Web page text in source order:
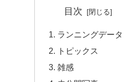
目次
ランニングデータ
トピックス
雑感